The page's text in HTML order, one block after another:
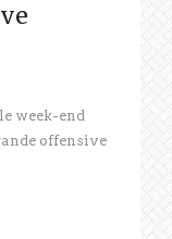
week-end
offensive